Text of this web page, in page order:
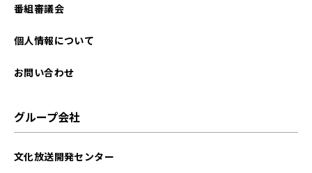
番組審議会
個人情報について
お問い合わせ
グループ会社
文化放送開発センター